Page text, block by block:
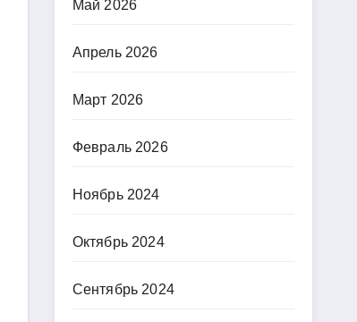
Май 2026
Апрель 2026
Март 2026
Февраль 2026
Ноябрь 2024
Октябрь 2024
Сентябрь 2024